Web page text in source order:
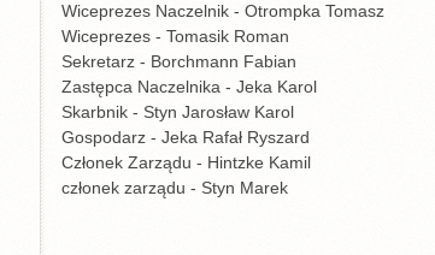
Wiceprezes Naczelnik - Otrompka Tomasz
Wiceprezes - Tomasik Roman
Sekretarz - Borchmann Fabian
Zastępca Naczelnika - Jeka Karol
Skarbnik - Styn Jarosław Karol
Gospodarz - Jeka Rafał Ryszard
Członek Zarządu - Hintzke Kamil
członek zarządu - Styn Marek